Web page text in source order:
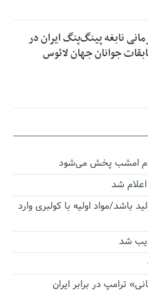
نابغه پینگ‌پنگ ایران در
جوانان جهان لائوس
امشب پخش می‌شود
شد
باشد/مواد اولیه با کولبری وارد
شد
ترامپ در برابر ایران